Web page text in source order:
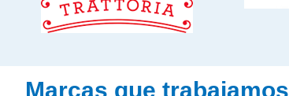
Marcas que trabajamos